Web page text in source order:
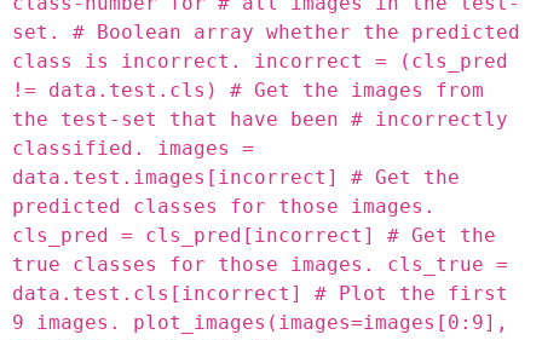
set. # Boolean array whether the predicted
class is incorrect. incorrect = (cls_pred
!= data.test.cls) # Get the images from
the test-set that have been # incorrectly
classified. images =
data.test.images[incorrect] # Get the
predicted classes for those images.
cls_pred = cls_pred[incorrect] # Get the
true classes for those images. cls_true =
data.test.cls[incorrect] # Plot the first
9 images. plot_images(images=images[0:9],